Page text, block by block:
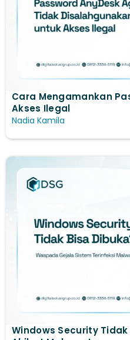
Cara Mengamankan
Akses Ilegal
Nadia Kamila
Windows Security